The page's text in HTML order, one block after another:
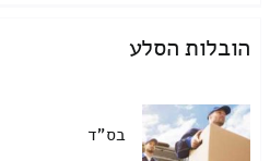
הובלות הסלע
בס"ד